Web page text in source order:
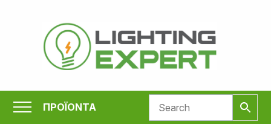
περιεχόμενο
ΠΡΟΪΟΝΤΑ